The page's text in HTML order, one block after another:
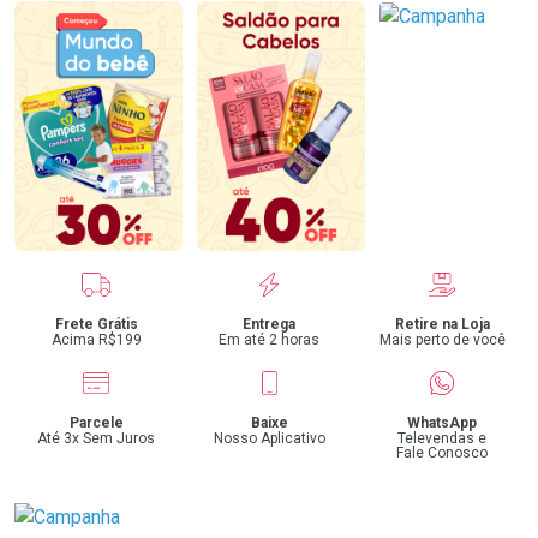
Benefícios
Frete Grátis
Acima R$199
Entrega
Em até 2 horas
Retire na Loja
Mais perto de você
Parcele
Até 3x Sem Juros
Baixe
Nosso Aplicativo
WhatsApp
Televendas e
Fale Conosco